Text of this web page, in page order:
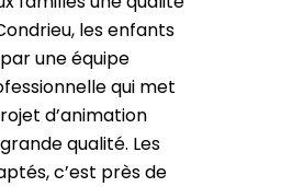
les enfants
une équipe
qui met
d’animation
qualité. Les
c’est près de